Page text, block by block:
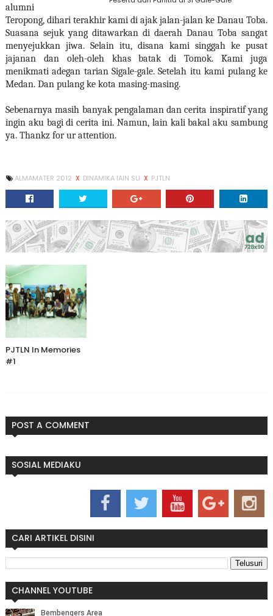
alumni
Teropong, dihari terakhir kami di ajak jalan-jalan ke Danau Toba.
Suasana sejuk yang ditawarkan di daerah Danau Toba sangat
menyejukkan jiwa. Selain itu, disana kami singgah ke pusat
jajanan dan oleh-oleh khas batak di Tomok. Kami juga
menikmati adegan tarian Sigale-gale. Setelah itu kami pulang ke
Medan. Dan pulang ke kota masing-masing.
Sebenarnya masih banyak pengalaman dan cerita inspiratif yang
ingin aku bagi di cerita ini. Namun, lain kali bakal aku sambung
ya. Thankz for ur attention.
ALMAMATER 2012 X DINAMIKA IAIN SU X PJTLN
PJTLN In Memories
#1
POST A COMMENT
SOSIAL MEDIAKU
CARI ARTIKEL DISINI
CHANNEL YOUTUBE